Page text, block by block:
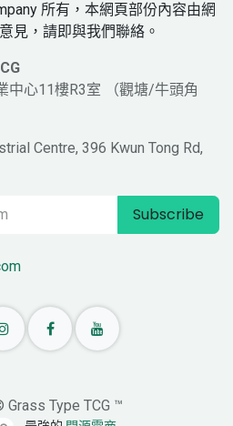
所有，本網頁部份內容由網
見，請即與我們聯絡。
中心11樓R3室 （觀塘/牛頭角
Centre, 396 Kwun Tong Rd,
Subscribe
Type TCG ™